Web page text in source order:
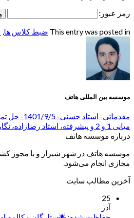
رمز عبور:
This entry was posted in ضبط کلاس ها,
موسسه بین المللی هاتف
مقدماتی- استاد حسنی- 1401/9/5- حل تمرین و گفت و گو
میانی 1 و 2 و پیشرفته، استاد رضازاده، نگارش، شنبه(1401/9/5)
درباره موسسه هاتف
موسسه هاتف در شهر شیراز و با مجوز
مجازی انجام می‌شود.
آخرین مطالب سایت
25
آذر